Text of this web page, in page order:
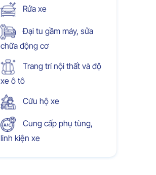
Rửa xe
Đại tu gầm máy, sửa
chữa động cơ
Trang trí nội thất và độ
xe ô tô
Cứu hộ xe
Cung cấp phụ tùng,
linh kiện xe